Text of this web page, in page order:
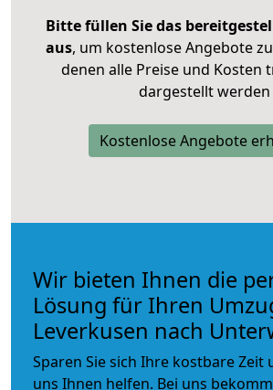
Bitte füllen Sie das
aus, um kostenlose Angebote
denen alle Preise und Kosten
dargestellt werden
Kostenlose Angebote
Wir bieten Ihnen die
Lösung für Ihren
Leverkusen nach
Sparen Sie sich Ihre kostbare Zeit
uns Ihnen helfen. Bei uns